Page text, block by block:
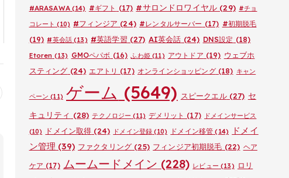
#ARASAWA(14) #ギフト (17) #サロンドロワイヤル (29) #チョ
コレート (10) #フィンジア (24) #レンタルサーバー (17) #初期脱毛
(19) #英会話 (13) #英語学習 (27) AI英会話 (24) DNS設定 (18)
Etoren (13) GMOペパボ (16) ふわ姫(11) アウトドア (19) ウェブホ
スティング (24) エアトリ (17) オンラインショッピング(18) キャン
ペーン (11) ゲーム (5649) スピークエル(27) セ
キュリティ (28) テクノロジー (11) デメリット (17)
ドメインサービス
(10)
ドメイン取得 (24) ドメイン登録 (10) ドメイン移管 (14)
ドメイ
ン管理 (39) ファクタリング (25) フィンジア初期脱毛 (22) ヘア
ケア (17) ムームードメイン (228) レビュー (13) ロリ